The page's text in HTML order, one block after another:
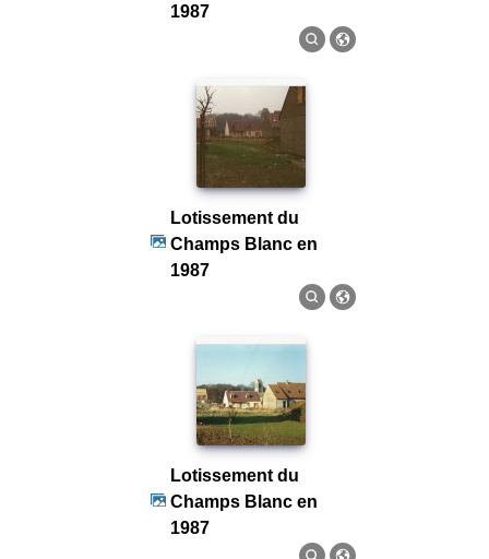
1987
Lotissement du
Champs Blanc en
1987
Lotissement du
Champs Blanc en
1987